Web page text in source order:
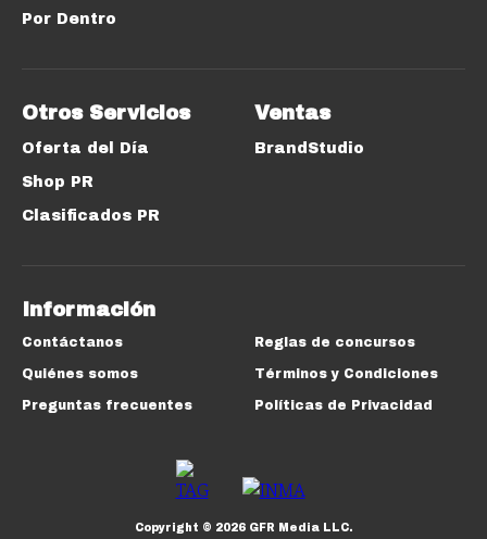
Por Dentro
Otros Servicios
Oferta del Día
Shop PR
Clasificados PR
Ventas
BrandStudio
Información
Contáctanos
Quiénes somos
Preguntas frecuentes
Reglas de concursos
Términos y Condiciones
Políticas de Privacidad
Copyright © 2026GFR Media LLC.